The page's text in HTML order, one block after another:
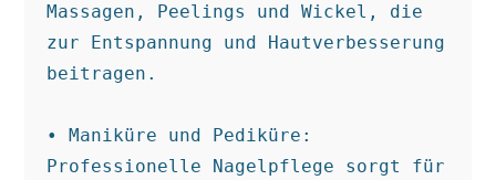
Massagen, Peelings und Wickel, die
zur Entspannung und Hautverbesserung
beitragen.
• Maniküre und Pediküre:
Professionelle Nagelpflege sorgt für